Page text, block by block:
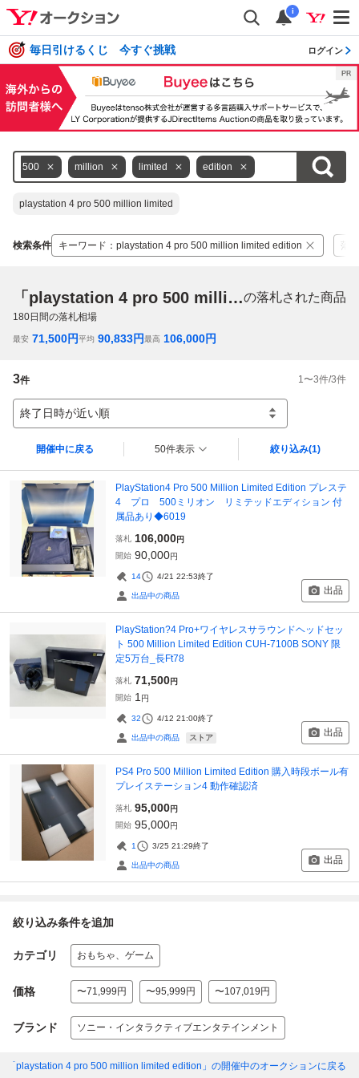
i
毎日引けるくじ 今すぐ挑戦 ログイン
500 million limited edition
playstation 4 pro 500 million limited
検索条件 キーワード ： playstation 4 pro 500 million limited edition 落
「playstation 4 pro 500 million limited edition」の落札された商品
180日間の落札相場
最安 71,500円平均 90,833円最高 106,000円
3件 1 〜3件/3件
終了日時が近い順
開催中に戻る 50件表示 絞り込み(1)
PlayStation4 Pro 500 Million Limited Edition プレステ
4 プロ 500ミリオン リミテッドエディション 付
属品あり◆6019
落札 106,000円
開始 90,000円
14 4/21 22:53終了
出品中の商品 出品
PlayStation?4 Pro+ワイヤレスサラウンドヘッドセッ
ト 500 Million Limited Edition CUH-7100B SONY 限
定5万台_長Ft78
落札 71,500円
開始 1 円
32 4/12 21:00終了
出品中の商品 ストア 出品
PS4 Pro 500 Million Limited Edition 購入時段ボール有
プレイステーション4 動作確認済
落札 95,000円
開始 95,000円
1 3/25 21:29終了
出品中の商品 出品
絞り込み条件を追加
カテゴリ おもちゃ、ゲーム
価格 〜71,999円 〜95,999円 〜107,019円
ブランド ソニー・インタラクティブエンタテインメント
「playstation 4 pro 500 million limited edition」 の開催中のオークションに戻る